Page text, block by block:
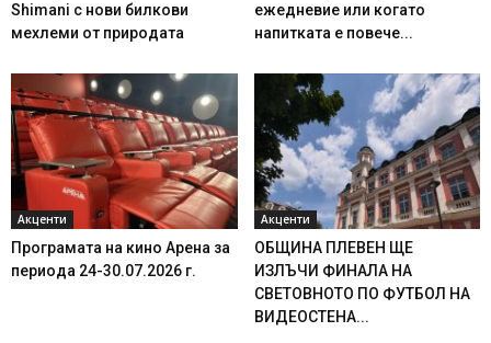
Shimani с нови билкови
мехлеми от природата
ежедневие или когато
напитката е повече...
Акценти
Програмата на кино Арена за
периода 24-30.07.2026 г.
Акценти
ОБЩИНА ПЛЕВЕН ЩЕ
ИЗЛЪЧИ ФИНАЛА НА
СВЕТОВНОТО ПО ФУТБОЛ НА
ВИДЕОСТЕНА...